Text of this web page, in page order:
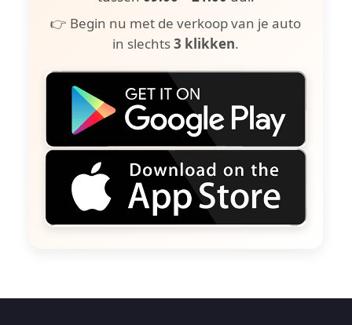
👉 Begin nu met de verkoop van je auto
in slechts3 klikken.